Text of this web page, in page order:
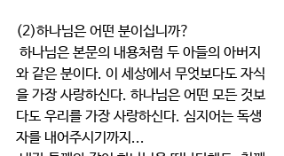
(2)하나님은 어떤 분이십니까?
와 같은 분이다. 이 세상에서 무엇보다도 자식
을 가장 사랑하신다. 하나님은 어떤 모든 것보
다도 우리를 가장 사랑하신다. 심지어는 독생
자를 내어주시기까지...